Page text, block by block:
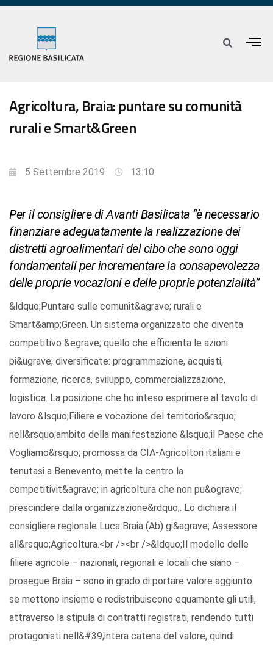
Agricoltura, Braia: puntare su comunità
rurali e Smart&Green
5 Settembre 2019 13:10
Per il consigliere di Avanti Basilicata “è necessario
finanziare adeguatamente la realizzazione dei
distretti agroalimentari del cibo che sono oggi
fondamentali per incrementare la consapevolezza
delle proprie vocazioni e delle proprie potenzialità”
&ldquo;Puntare sulle comunit&agrave; rurali e
Smart&amp;Green. Un sistema organizzato che diventa
competitivo &egrave; quello che efficienta le azioni
pi&ugrave; diversificate: programmazione, acquisti,
formazione, ricerca, sviluppo, commercializzazione,
logistica. La posizione che ho inteso esprimere al tavolo di
lavoro &lsquo;Filiere e vocazione del territorio&rsquo;
nell&rsquo;ambito della manifestazione &lsquo;il Paese che
Vogliamo&rsquo; promossa da CIA-Agricoltori italiani e
tenutasi a Benevento, mette la centro la
competitivit&agrave; in agricoltura che non pu&ograve;
prescindere dalla organizzazione&rdquo;. Lo dichiara il
consigliere regionale Luca Braia (Ab) gi&agrave; Assessore
all&rsquo;Agricoltura.<br /><br />&ldquo;Il modello delle
filiere agricole – nazionali, regionali e locali che siano –
prosegue Braia – sono in grado di portare valore aggiunto
se mettono insieme e redistribuiscono equamente gli utili,
attraverso la stipula di contratti registrati, rendendo tutti
protagonisti nell&#39;intera catena del valore, quindi